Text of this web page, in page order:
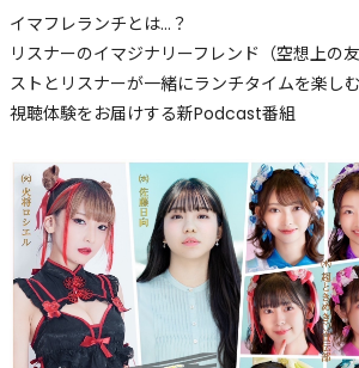
イマフレランチとは…？
リスナーのイマジナリーフレンド（空想上の
ストとリスナーが一緒にランチタイムを楽し
視聴体験をお届けする新Podcast番組